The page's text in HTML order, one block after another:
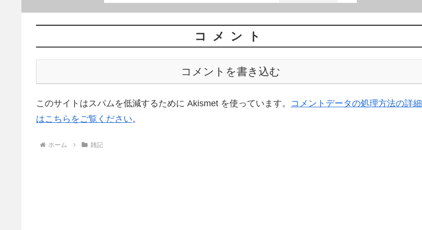
コメント
コメントを書き込む
このサイトはスパムを低減するために Akismet を使っています。 コメントデータの処理方法の詳細
はこちらをご覧ください。
ホーム 雑記